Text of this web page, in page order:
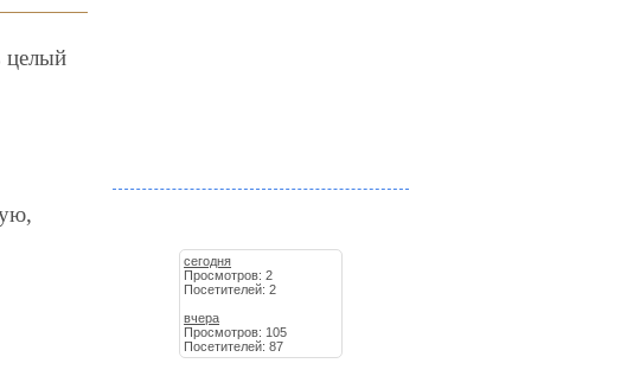
целый
сегодня
Просмотров: 2
Посетителей: 2
вчера
Просмотров: 105
Посетителей: 87